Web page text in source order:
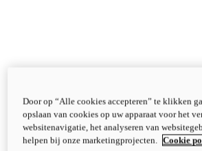
Door op “Alle cookies accepteren” te klikken
opslaan van cookies op uw apparaat voor het
websitenavigatie, het analyseren van
helpen bij onze marketingprojecten.
Cookie